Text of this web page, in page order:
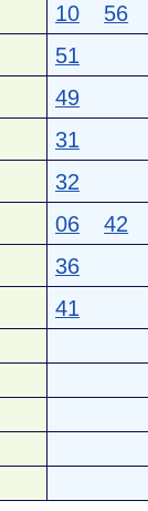
10 56
51
49
31
32
06 42
36
41